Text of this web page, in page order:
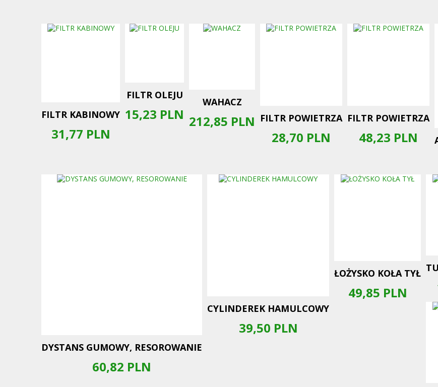
FILTR KABINOWY
31,77 PLN
FILTR OLEJU
15,23 PLN
WAHACZ
212,85 PLN FILTR POWIETRZA
28,70 PLN
FILTR POWIETRZA
48,23 PLN
DYSTANS GUMOWY, RESOROWANIE
60,82 PLN
CYLINDEREK HAMULCOWY
39,50 PLN
ŁOŻYSKO KOŁA TYŁ
49,85 PLN